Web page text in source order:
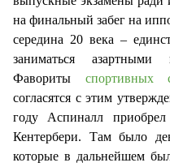
на финальный забег на
середина 20 века –
заниматься
Фавориты спортивных
согласятся с этим
году Аспиналл
Кентербери. Там было
которые в дальнейшем